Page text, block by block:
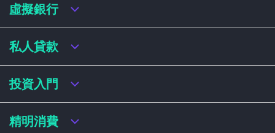
虛擬銀行
虛擬銀行迎新優惠
虛擬銀行存款利率比較
虛擬銀行銀扣賬卡 / 信用卡
虛擬銀行貸款
私人貸款
私人貸款年利率比較
網上即批貸款
結餘轉戶
稅務貸款
投資入門
港股戶口收費及迎新優惠
精明消費